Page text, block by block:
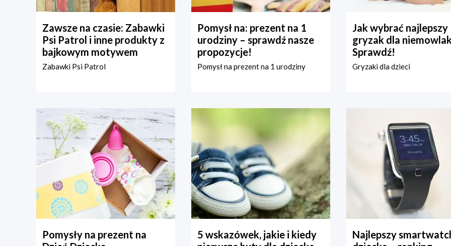
Zawsze na czasie: Zabawki
Psi Patrol i inne produkty z
bajkowym motywem
Zabawki Psi Patrol
Pomysł na: prezent na 1
urodziny – sprawdź nasze
propozycje!
Pomysł na prezent na 1 urodziny
Jak wybrać najlepszy
gryzak dla
Sprawdź!
Gryzaki dla dzieci
Pomysły na prezent na
5 wskazówek, jakie i kiedy
Najlepszy